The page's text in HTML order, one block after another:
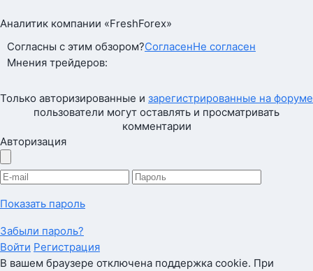
Аналитик компании «FreshForex»
Согласны с этим обзором?СогласенНе согласен
Мнения трейдеров:
Только авторизированные и зарегистрированные на форуме
пользователи могут оставлять и просматривать
комментарии
Авторизация
Показать пароль
Забыли пароль?
Войти Регистрация
В вашем браузере отключена поддержка cookie. При